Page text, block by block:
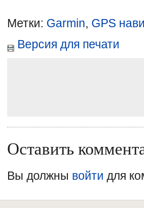
Метки: Garmin, GPS
Версия для печати
Оставить
Вы должны войти для